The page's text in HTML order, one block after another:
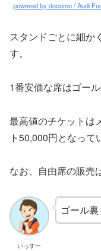
powered by docomo / Audi
スタンドごとに細か
す。
1番安価な席はゴー
最高値のチケットは
ト50,000円となって
なお、自由席の販売
いっすー
ゴール裏